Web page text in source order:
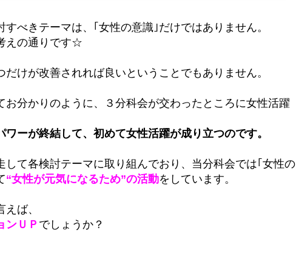
すべきテーマは、｢女性の意識｣だけではありません。
えの通りです☆
だけが改善されれば良いということでもありません。
お分かりのように、３分科会が交わったところに女性活躍
ワーが終結して、初めて女性活躍が成り立つのです。
して各検討テーマに取り組んでおり、当分科会では｢女性の
“女性が元気になるため”の活動をしています。
ば、
ンＵＰ でしょうか？